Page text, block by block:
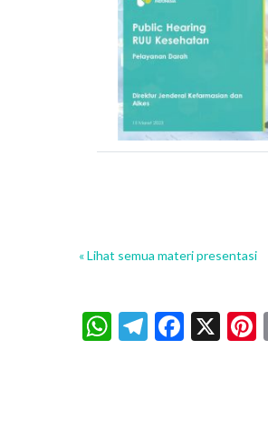
« Lihat semua materi presentasi
WhatsApp
Telegram
X